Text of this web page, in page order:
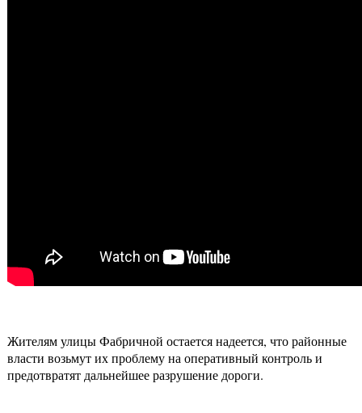
Жителям улицы Фабричной остается надеется, что районные
власти возьмут их проблему на оперативный контроль и
предотвратят дальнейшее разрушение дороги.